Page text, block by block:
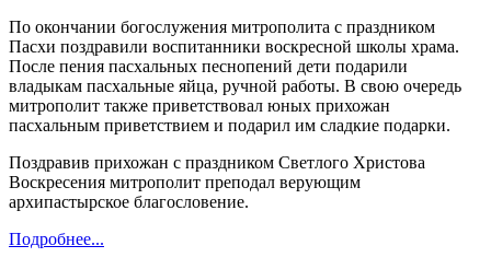
По окончании богослужения митрополита с праздником
Пасхи поздравили воспитанники воскресной школы храма.
После пения пасхальных песнопений дети подарили
владыкам пасхальные яйца, ручной работы. В свою очередь
митрополит также приветствовал юных прихожан
пасхальным приветствием и подарил им сладкие подарки.
Поздравив прихожан с праздником Светлого Христова
Воскресения митрополит преподал верующим
архипастырское благословение.
Подробнее...